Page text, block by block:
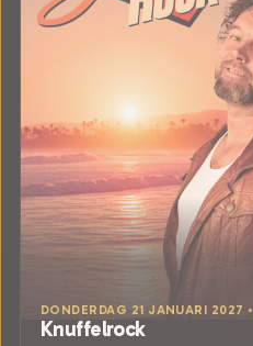
DONDERDAG 21 JANUARI 2027
Knuffelrock